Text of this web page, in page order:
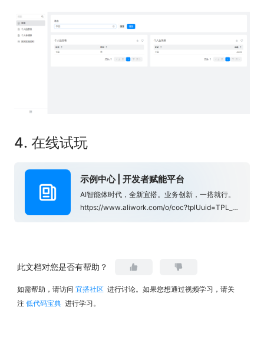
4. 在线试玩
示例中心 | 开发者赋能平台
AI智能体时代，全新宜搭。业务创新，一搭就行。
https://www.aliwork.com/o/coc?tplUuid=TPL_HCD0P52C1DDY6YU1L7VN&from=yuque_subject
此文档对您是否有帮助？
如需帮助，请访问 宜搭社区 进行讨论。如果您想通过视频学习，请关
注 低代码宝典 进行学习。